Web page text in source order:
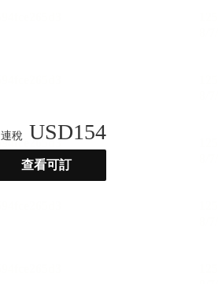
連稅 USD154
查看可訂